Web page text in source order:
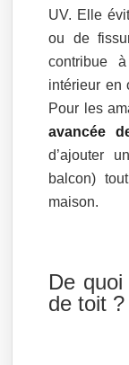
UV. Elle
ou de
contribue à
intérieur en
Pour les
avancée
d’ajouter
balcon)
maison.
De
de toit ?